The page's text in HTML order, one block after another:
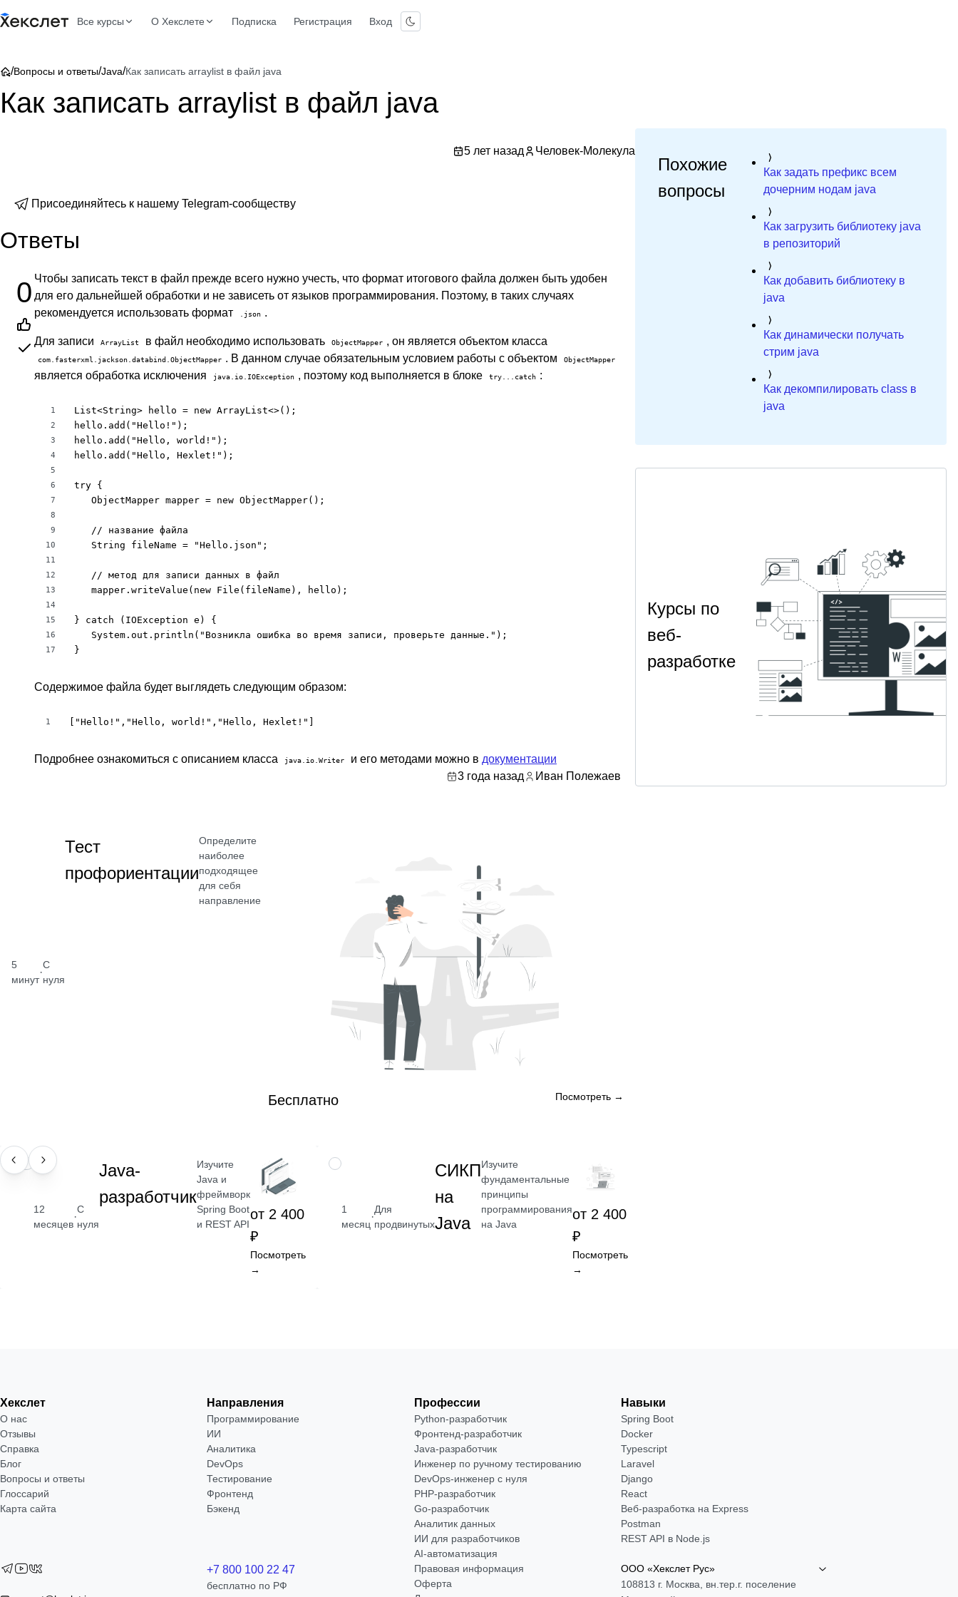
Все курсы О Хекслете Подписка Регистрация Вход
/Вопросы и ответы/Java/Как записать arraylist в файл java
Как записать arraylist в файл java
5 лет назад Человек-Молекула
Присоединяйтесь к нашему Telegram-сообществу
Ответы
0 Чтобы записать текст в файл прежде всего нужно учесть, что формат итогового файла должен быть удобен
для его дальнейшей обработки и не зависеть от языков программирования. Поэтому, в таких случаях
рекомендуется использовать формат
.json .
Для записи ArrayList в файл необходимо использовать ObjectMapper , он является объектом класса
com.fasterxml.jackson.databind.ObjectMapper . В данном случае обязательным условием работы с объектом ObjectMapper
является обработка исключения java.io.IOException , поэтому код выполняется в блоке try...catch :
1
2
3
4
5
6
7
8
9
10
11
12
13
14
15
16
17
List<String> hello = new ArrayList<>();
hello.add("Hello!");
hello.add("Hello, world!");
hello.add("Hello, Hexlet!");
try {
   ObjectMapper mapper = new ObjectMapper();
   // название файла
   String fileName = "Hello.json";
   // метод для записи данных в файл
   mapper.writeValue(new File(fileName), hello);
} catch (IOException e) {
   System.out.println("Возникла ошибка во время записи, проверьте данные.");
}
Содержимое файла будет выглядеть следующим образом:
1 ["Hello!","Hello, world!","Hello, Hexlet!"]
Подробнее ознакомиться с описанием класса java.io.Writer и его методами можно в документации
3 года назад
Иван Полежаев
5
минут
·
С
нуля
Тест
профориентации
Определите
наиболее
подходящее
для себя
направление
Бесплатно Посмотреть →
ПРОФЕССИЯ
12
месяцев
·
С
нуля
Java-
разработчик
Изучите
Java и
фреймворк
Spring Boot
и REST API
от 2 400
₽
Посмотреть
→
НАВЫК
1
месяц
·
Для
продвинутых
СИКП
на
Java
Изучите
фундаментальные
принципы
программирования
на Java
от 2 400
₽
Посмотреть
→
Похожие
вопросы
Как задать префикс всем
дочерним нодам java
Как загрузить библиотеку java
в репозиторий
Как добавить библиотеку в
java
Как динамически получать
стрим java
Как декомпилировать class в
java
Курсы по
веб-
разработке
Хекслет
О нас
Отзывы
Справка
Блог
Вопросы и ответы
Глоссарий
Карта сайта
Направления
Программирование
ИИ
Аналитика
DevOps
Тестирование
Фронтенд
Бэкенд
Профессии
Python-разработчик
Фронтенд-разработчик
Java-разработчик
Инженер по ручному тестированию
DevOps-инженер с нуля
РНР-разработчик
Go-разработчик
Аналитик данных
ИИ для разработчиков
AI-автоматизация
Навыки
Spring Boot
Docker
Typescript
Laravel
Django
React
Веб-разработка на Express
Postman
REST API в Node.js
+7 800 100 22 47
бесплатно по РФ
Правовая информация
Оферта
ООО «Хекслет Рус»
108813 г. Москва, вн.тер.г. поселение